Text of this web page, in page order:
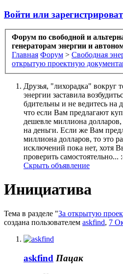
Войти или
Форум по свободной и
генераторам энергии и
Главная Форум > Свободная
открытую проектную
Друзья, "лихорадка" вокруг
энергии заставила
бдительны и не ведитесь
что если Вам предлагают
дешевле миллиона долларов,
на деньги. Если же Вам
миллиона долларов, то это
исключений пока нет, хотя
проверить самостоятельно...
Скрыть объявление
Инициатива
Тема в разделе "За открытую
создана пользователем askfind, 7
askfind Пацак